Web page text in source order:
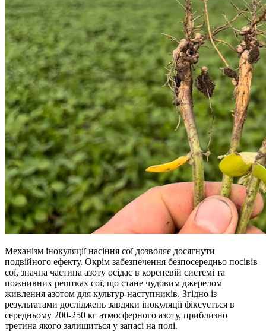
Механізм інокуляції насіння сої дозволяє досягнути
подвійного ефекту. Окрім забезпечення безпосередньо посівів
сої, значна частина азоту осідає в кореневій системі та
пожнивних рештках сої, що стане чудовим джерелом
живлення азотом для культур-наступників. Згідно із
результатами досліджень завдяки інокуляції фіксується в
середньому 200-250 кг атмосферного азоту, приблизно
третина якого залишиться у запасі на полі.